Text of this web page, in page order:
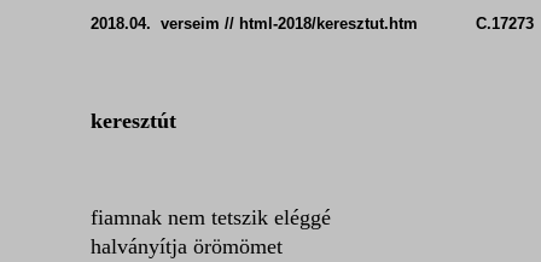
2018.04. verseim // html-2018/keresztut.htm C.17273
keresztút
fiamnaknem tetszik eléggé
halványítja örömömet